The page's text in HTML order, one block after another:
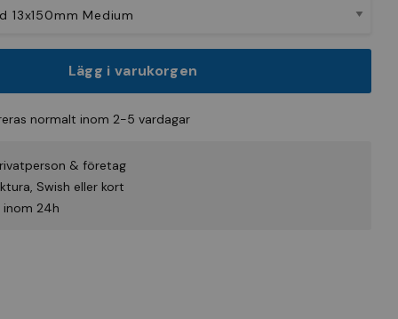
Lägg i varukorgen
normalt inom 2-5 vardagar
& företag
Swish eller kort
inom 24h